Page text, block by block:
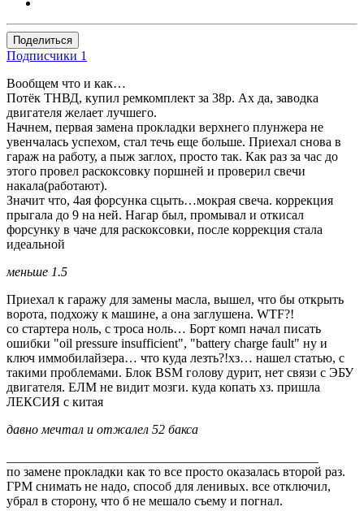
Поделиться
Подписчики 1
Вообщем что и как…
Потёк ТНВД, купил ремкомплект за 38р. Ах да, заводка
двигателя желает лучшего.
Начнем, первая замена прокладки верхнего плунжера не
увенчалась успехом, стал течь еще больше. Приехал снова в
гараж на работу, а пыж заглох, просто так. Как раз за час до
этого провел раскоксовку поршней и проверил свечи
накала(работают).
Значит что, 4ая форсунка сцыть…мокрая свеча. коррекция
прыгала до 9 на ней. Нагар был, промывал и откисал
форсунку в чаче для раскоксовки, после коррекция стала
идеальной
меньше 1.5
Приехал к гаражу для замены масла, вышел, что бы открыть
ворота, подхожу к машине, а она заглушена. WTF?!
со стартера ноль, с троса ноль… Борт комп начал писать
ошибки "oil pressure insufficient", "battery charge fault" ну и
ключ иммобилайзера… что куда лезть?!хз… нашел статью, с
такими проблемами. Блок BSM голову дурит, нет связи с ЭБУ
двигателя. ЕЛМ не видит мозги. куда копать хз. пришла
ЛЕКСИЯ с китая
давно мечтал и отжалел 52 бакса
по замене прокладки как то все просто оказалась второй раз.
ГРМ снимать не надо, способ для ленивых. все отключил,
убрал в сторону, что б не мешало съему и погнал.